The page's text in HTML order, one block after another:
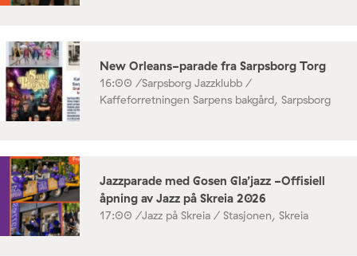
New Orleans-parade fra Sarpsborg Torg
16:00 /Sarpsborg Jazzklubb /
Kaffeforretningen Sarpens bakgård, Sarpsborg
Jazzparade med Gosen Gla’jazz -Offisiell
åpning av Jazz på Skreia 2026
17:00 /Jazz på Skreia / Stasjonen, Skreia